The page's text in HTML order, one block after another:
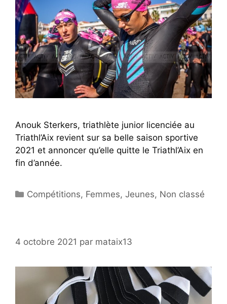
Anouk Sterkers, triathlète junior licenciée au
Triathl’Aix revient sur sa belle saison sportive
2021 et annoncer qu’elle quitte le Triathl’Aix en
fin d’année.
Catégories
Compétitions, Femmes,Jeunes, Non classé
4 octobre 2021 par mataix13